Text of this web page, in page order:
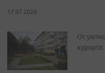
17.07.2026
От